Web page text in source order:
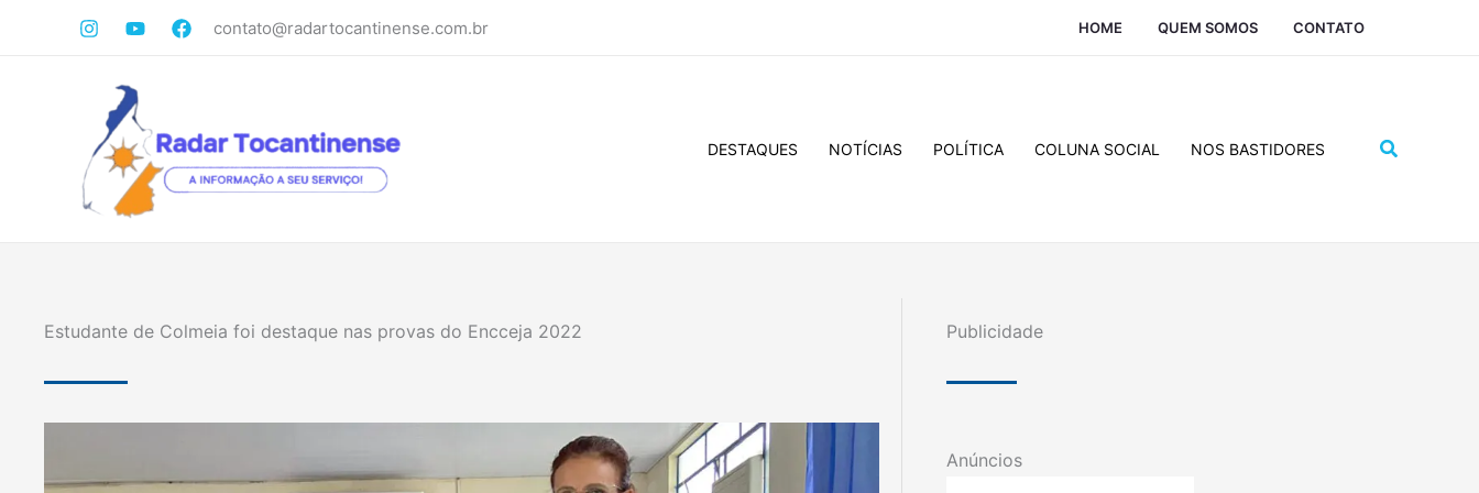
contato@radartocantinense.com.br HOME QUEM SOMOS CONTATO
DESTAQUES NOTÍCIAS POLÍTICA COLUNA SOCIAL NOS BASTIDORES Pesquisar
Estudante de Colmeia foi destaque nas provas do Encceja 2022 Publicidade
Anúncios